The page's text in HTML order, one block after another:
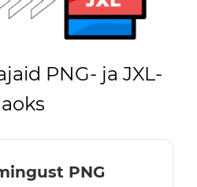
PNG- ja JXL-
PNG